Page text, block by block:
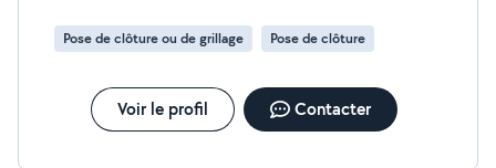
Pose de clôture ou de grillage Pose de clôture
Voir le profil Contacter